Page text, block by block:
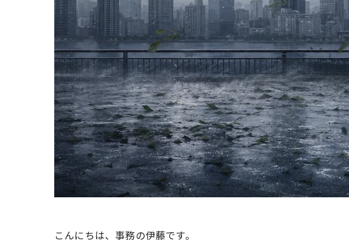
こんにちは、事務の伊藤です。